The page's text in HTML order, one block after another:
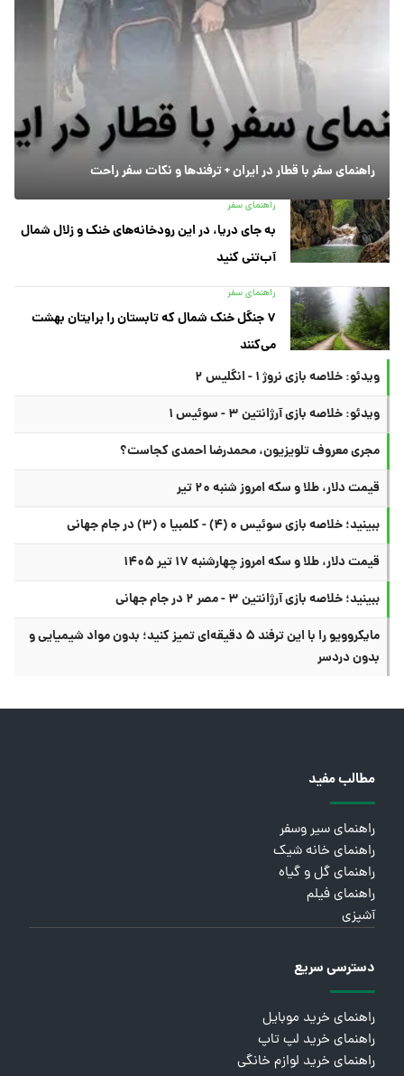
راهنمای سفر با قطار در ایران + ترفندها و نکات سفر راحت
راهنمای سفر
به جای دریا، در این رودخانه‌های خنک و زلال شمال
آب‌تنی کنید
راهنمای سفر
۷ جنگل خنک شمال که تابستان را برایتان بهشت
می‌کنند
ویدئو: خلاصه بازی نروژ ۱ - انگلیس ۲
ویدئو: خلاصه بازی آرژانتین ۳ - سوئیس ۱
مجری معروف تلویزیون، محمدرضا احمدی کجاست؟
قیمت دلار، طلا و سکه امروز شنبه ۲۰ تیر
ببینید؛ خلاصه بازی سوئیس ۰ (۴) - کلمبیا ۰ (۳) در جام جهانی
قیمت دلار، طلا و سکه امروز چهارشنبه ۱۷ تیر ۱۴۰۵
ببینید؛ خلاصه بازی آرژانتین ۳ - مصر ۲ در جام جهانی
مایکروویو را با این ترفند ۵ دقیقه‌ای تمیز کنید؛ بدون مواد شیمیایی و
بدون دردسر
مطالب مفید
راهنمای سیر وسفر
راهنمای خانه شیک
راهنمای گل و گیاه
راهنمای فیلم
آشپزی
دسترسی سریع
راهنمای خرید موبایل
راهنمای خرید لپ تاپ
راهنمای خرید لوازم خانگی